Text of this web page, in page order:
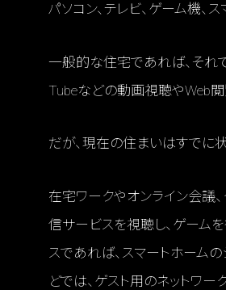
パソコン、テレビ、ゲーム機、
一般的な住宅であれば、それ
Tubeなどの動画視聴やWeb閲
だが、現在の住まいはすでに
在宅ワークやオンライン会議
信サービスを視聴し、ゲームを
スであれば、スマートホームの
どでは、ゲスト用のネットワ